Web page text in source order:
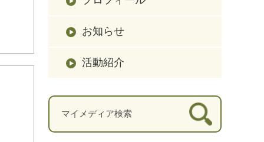
お知らせ
活動紹介